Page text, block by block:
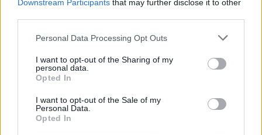
Downstream Participants that may further disclose it to other
Personal Data Processing Opt Outs
I want to opt-out of the Sharing of my
personal data.
Opted In
I want to opt-out of the Sale of my
Personal Data.
Opted In